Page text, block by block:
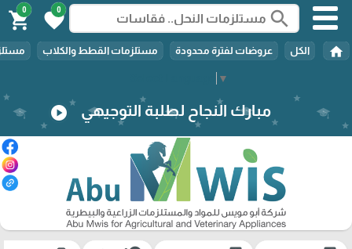
▼
search
0
favorite
0
shopping_cart
home الكل عروضات لفترة محدودة مستلزمات القطط والكلاب
مبارك النجاح لطلبة التوجيهي play_circle